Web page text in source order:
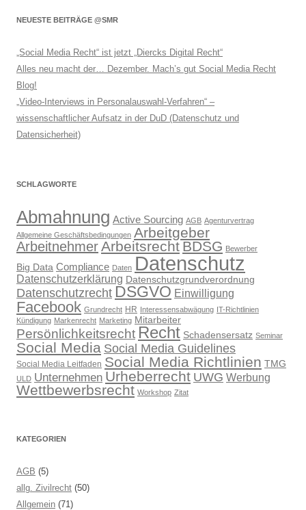
NEUESTE BEITRÄGE @SMR
„Social Media Recht“ ist jetzt „Diercks Digital Recht“
Alles neu macht der… Dezember. Mach’s gut Social Media Recht
Blog!
„Video-Interviews in Personalauswahl-Verfahren“ –
wissenschaftlicher Aufsatz in der DuD (Datenschutz und
Datensicherheit)
SCHLAGWORTE
Abmahnung Active Sourcing AGB Agenturvertrag
Allgemeine Geschäftsbedingungen Arbeitgeber
ArbeitnehmerArbeitsrecht BDSG Bewerber
Big Data Compliance Daten Datenschutz
Datenschutzerklärung Datenschutzgrundverordnung
Datenschutzrecht DSGVO Einwilligung
Facebook Grundrecht HR Interessensabwägung IT-Richtlinien
Kündigung Markenrecht Marketing Mitarbeiter
Persönlichkeitsrecht Recht Schadensersatz Seminar
Social Media Social Media Guidelines
Social Media Leitfaden Social Media Richtlinien TMG
ULD Unternehmen Urheberrecht UWG Werbung
Wettbewerbsrecht Workshop Zitat
KATEGORIEN
AGB (5)
allg. Zivilrecht (50)
Allgemein (71)